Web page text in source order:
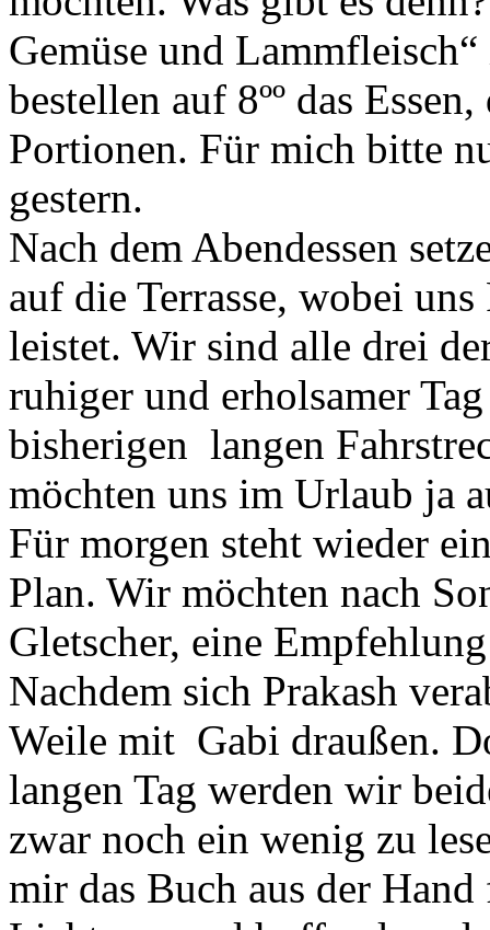
Gemüse und
bestellen auf 8ºº das
Portionen. Für mich bitte
gestern.
Nach dem Abendessen
auf die Terrasse, wobei
leistet. Wir sind alle drei
ruhiger und erholsamer
bisherigen langen
möchten uns im Urlaub ja
Für morgen steht wieder
Plan. Wir möchten nach
Gletscher, eine
Nachdem sich Prakash
Weile mit Gabi draußen.
langen Tag werden wir
zwar noch ein wenig zu
mir das Buch aus der